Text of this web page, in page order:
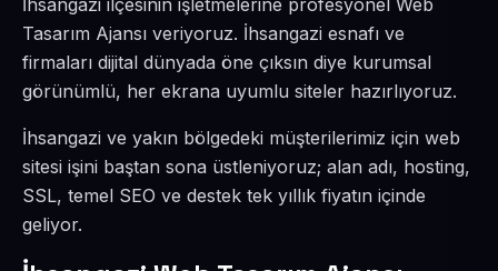
İhsangazi ilçesinin işletmelerine profesyonel Web
Tasarım Ajansı veriyoruz. İhsangazi esnafı ve
firmaları dijital dünyada öne çıksın diye kurumsal
görünümlü, her ekrana uyumlu siteler hazırlıyoruz.
İhsangazi ve yakın bölgedeki müşterilerimiz için web
sitesi işini baştan sona üstleniyoruz; alan adı, hosting,
SSL, temel SEO ve destek tek yıllık fiyatın içinde
geliyor.